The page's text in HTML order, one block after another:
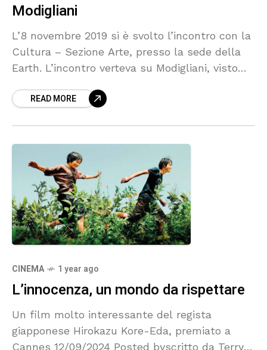
Modigliani
L’8 novembre 2019 si è svolto l’incontro con la
Cultura – Sezione Arte, presso la sede della
Earth. L’incontro verteva su Modigliani, visto
READ MORE
CINEMA 1 year ago
L’innocenza, un mondo da rispettare
Un film molto interessante del regista
giapponese Hirokazu Kore-Eda, premiato a
Cannes 12/09/2024 Posted byscritto da Terry